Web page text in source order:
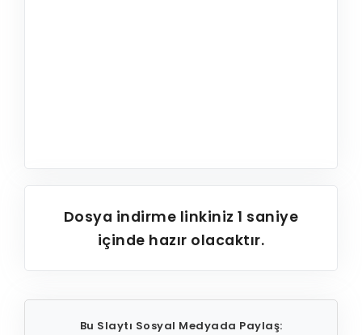
Dosya indirme linkiniz1 saniye
içinde hazır olacaktır.
Bu Slaytı Sosyal Medyada Paylaş: